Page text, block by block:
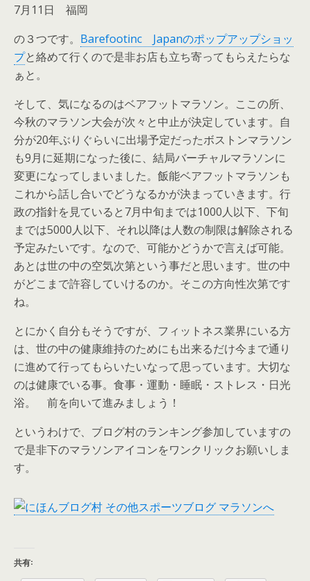
7月11日 福岡
の３つです。 Barefootinc Japanのポップアップショッ
プと絡めて行くので是非お店も立ち寄ってもらえたらな
ぁと。
そして、気になるのはベアフットマラソン。ここの所、
今秋のマラソン大会が次々と中止が決定しています。自
分が20年ぶりぐらいに出場予定だったボストンマラソン
も9月に延期になった後に、結局バーチャルマラソンに
変更になってしまいました。飯能ベアフットマラソンも
これから話し合いでどうなるかが決まっていきます。行
政の指針を見ていると7月中旬までは1000人以下、下旬
までは5000人以下、それ以降は人数の制限は解除される
予定みたいです。なので、可能かどうかで言えば可能。
あとは世の中の空気次第という事だと思います。世の中
がどこまで許容していけるのか。そこの方向性次第です
ね。
とにかく自分もそうですが、フィットネス業界にいる方
は、世の中の健康維持のためにも出来るだけ今まで通り
に進めて行ってもらいたいなって思っています。大切な
のは健康でいる事。食事・運動・睡眠・ストレス・日光
浴。 前を向いて進みましょう！
というわけで、ブログ村のランキング参加していますの
で是非下のマラソンアイコンをワンクリックお願いしま
す。
共有: